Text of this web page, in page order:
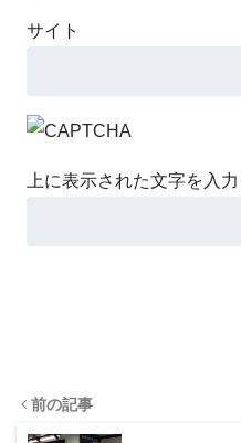
サイト
上に表示された文字を入
前の記事